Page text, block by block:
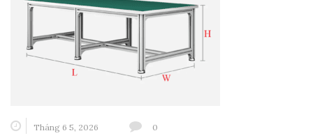
Tháng 6 5, 2026 0